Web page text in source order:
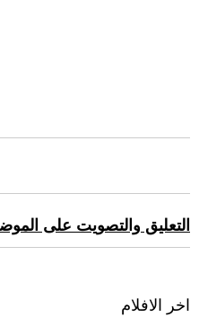
التعليق والتصويت على
اخر الافلام